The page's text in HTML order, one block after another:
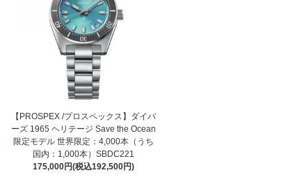
【PROSPEX /プロスペックス】ダイバ
ーズ 1965 ヘリテージ Save the Ocean
限定モデル 世界限定：4,000本（うち
国内：1,000本）SBDC221
175,000円(税込192,500円)